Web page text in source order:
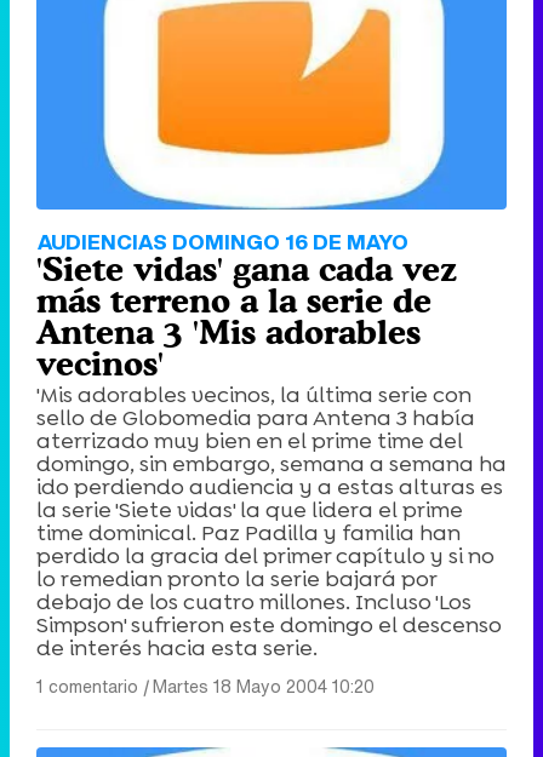
AUDIENCIAS DOMINGO 16 DE MAYO
'Siete vidas' gana cada vez
más terreno a la serie de
Antena 3 'Mis adorables
vecinos'
'Mis adorables vecinos, la última serie con
sello de Globomedia para Antena 3 había
aterrizado muy bien en el prime time del
domingo, sin embargo, semana a semana ha
ido perdiendo audiencia y a estas alturas es
la serie 'Siete vidas' la que lidera el prime
time dominical. Paz Padilla y familia han
perdido la gracia del primer capítulo y si no
lo remedian pronto la serie bajará por
debajo de los cuatro millones. Incluso 'Los
Simpson' sufrieron este domingo el descenso
de interés hacia esta serie.
1 comentario |Martes 18 Mayo 2004 10:20